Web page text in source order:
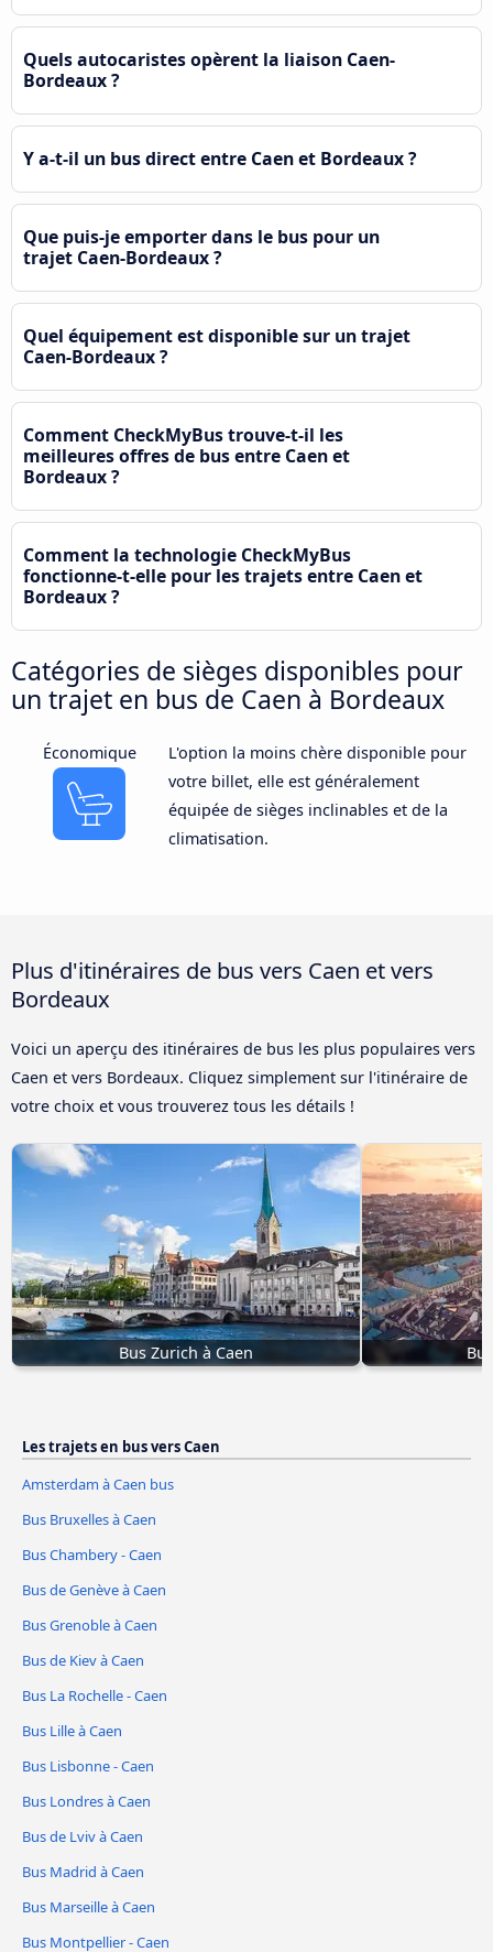
Quels autocaristes opèrent la liaison Caen-
Bordeaux ?
Y a-t-il un bus direct entre Caen et Bordeaux ?
Que puis-je emporter dans le bus pour un
trajet Caen-Bordeaux ?
Quel équipement est disponible sur un trajet
Caen-Bordeaux ?
Comment CheckMyBus trouve-t-il les
meilleures offres de bus entre Caen et
Bordeaux ?
Comment la technologie CheckMyBus
fonctionne-t-elle pour les trajets entre Caen et
Bordeaux ?
Catégories de sièges disponibles pour
un trajet en bus de Caen à Bordeaux
Économique
L'option la moins chère disponible pour
votre billet, elle est généralement
équipée de sièges inclinables et de la
climatisation.
Plus d'itinéraires de bus vers Caen et vers
Bordeaux
Voici un aperçu des itinéraires de bus les plus populaires vers
Caen et vers Bordeaux. Cliquez simplement sur l'itinéraire de
votre choix et vous trouverez tous les détails !
Bus Zurich à Caen
Les trajets en bus vers Caen
Amsterdam à Caen bus
Bus Bruxelles à Caen
Bus Chambery - Caen
Bus de Genève à Caen
Bus Grenoble à Caen
Bus de Kiev à Caen
Bus La Rochelle - Caen
Bus Lille à Caen
Bus Lisbonne - Caen
Bus Londres à Caen
Bus de Lviv à Caen
Bus Madrid à Caen
Bus Marseille à Caen
Bus Montpellier - Caen